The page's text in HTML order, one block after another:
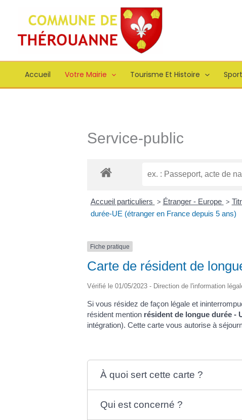
Accueil Votre Mairie Tourisme Et Histoire
Service-public
Accueil particuliers > Étranger - Europe >
durée-UE (étranger en France depuis 5 ans)
Fiche pratique
Carte de résident de
Vérifié le 01/05/2023 - Direction de l'information
Si vous résidez de façon légale et
résident mention résident de longue durée -
intégration). Cette carte vous autorise à
À quoi sert cette carte ?
Qui est concerné ?